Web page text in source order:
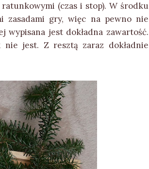
(czas i stop). W środku
zasadami gry, więc na pewno nie
jest dokładna zawartość.
jest. Z resztą zaraz dokładnie